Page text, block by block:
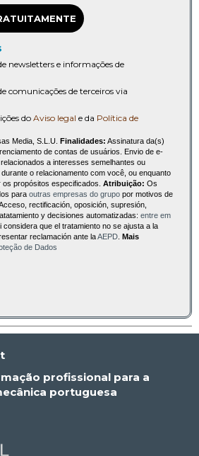
newsletters e informações de
comunicações de terceiros via
do Aviso legal e da Política de
Media, S.L.U. Finalidades: Assinatura da(s)
de contas de usuários. Envio de e-
a interesses semelhantes ou
durante o relacionamento com você, ou enquanto
propósitos especificados. Atribuição: Os
para outras empresas do grupo por motivos de
rectificación, oposición, supresión,
y decisiones automatizadas: entre em
considera que el tratamiento no se ajusta a la
reclamación ante laAEPD
Mais
de Dados
profissional para a
portuguesa